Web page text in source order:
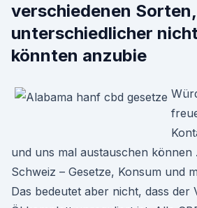
verschiedenen
unterschiedlicher
könnten anzubie
und uns mal austauschen können
Schweiz – Gesetze, Konsum und
Das bedeutet aber nicht, dass der